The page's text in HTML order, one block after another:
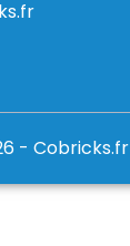
- Cobricks.fr